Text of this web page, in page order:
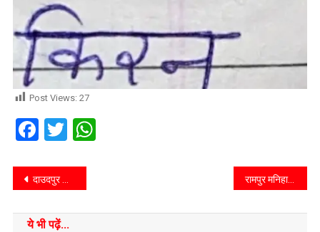
Post Views: 27
Facebook
TwitterWhatsApp
दाउदपुर कोठी में 50 करोड़ की लागत से बन रहा प्रेक्षागृह, जुलाई तक कार्य पूरा करने का निर्देश रामपुर मनिहारान/सहारनपुर/उप्र/शिव मंदिर में स्थापित होने वाली मूर्तियों का भव्य नगर भ्रमण, कल होगी प्राण-प्रतिष्ठा
ये भी पढ़ें...